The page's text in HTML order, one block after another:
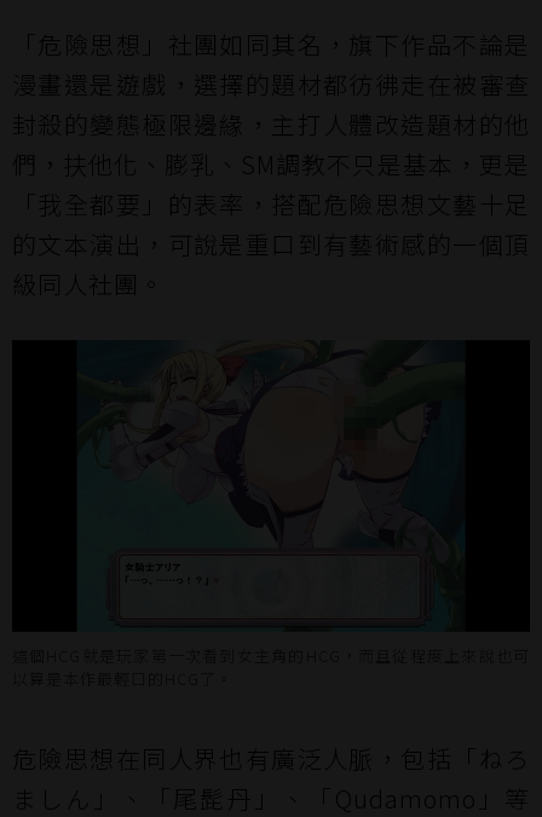
「危險思想」社團如同其名，旗下作品不論是
漫畫還是遊戲，選擇的題材都彷彿走在被審查
封殺的變態極限邊緣，主打人體改造題材的他
們，扶他化、膨乳、SM調教不只是基本，更是
「我全都要」的表率，搭配危險思想文藝十足
的文本演出，可說是重口到有藝術感的一個頂
級同人社團。
危險思想在同人界也有廣泛人脈，包括「ねろ
ましん」、「尾髭丹」、「Qudamomo」等